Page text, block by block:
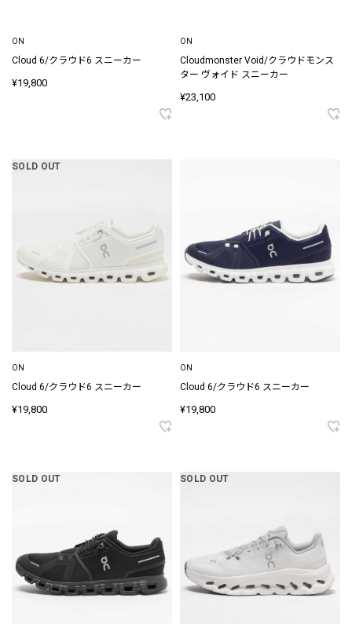
ON
Cloud 6/クラウド6 スニーカー
¥19,800
ON
Cloudmonster Void/クラウドモンス
ター ヴォイド スニーカー
¥23,100
SOLD OUT
ON
Cloud 6/クラウド6 スニーカー
¥19,800
ON
Cloud 6/クラウド6 スニーカー
¥19,800
SOLD OUT SOLD OUT